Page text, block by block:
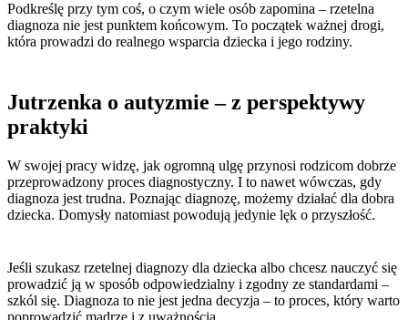
Podkreślę przy tym coś, o czym wiele osób zapomina – rzetelna
diagnoza nie jest punktem końcowym. To początek ważnej drogi,
która prowadzi do realnego wsparcia dziecka i jego rodziny.
Jutrzenka o autyzmie – z perspektywy
praktyki
W swojej pracy widzę, jak ogromną ulgę przynosi rodzicom dobrze
przeprowadzony proces diagnostyczny. I to nawet wówczas, gdy
diagnoza jest trudna. Poznając diagnozę, możemy działać dla dobra
dziecka. Domysły natomiast powodują jedynie lęk o przyszłość.
Jeśli szukasz rzetelnej diagnozy dla dziecka albo chcesz nauczyć się
prowadzić ją w sposób odpowiedzialny i zgodny ze standardami –
szkól się. Diagnoza to nie jest jedna decyzja – to proces, który warto